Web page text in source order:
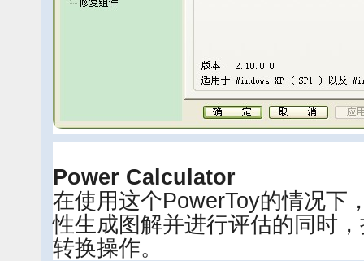
Power Calculator
在使用这个PowerToy的情况下
性生成图解并进行评估的同时
转换操作。